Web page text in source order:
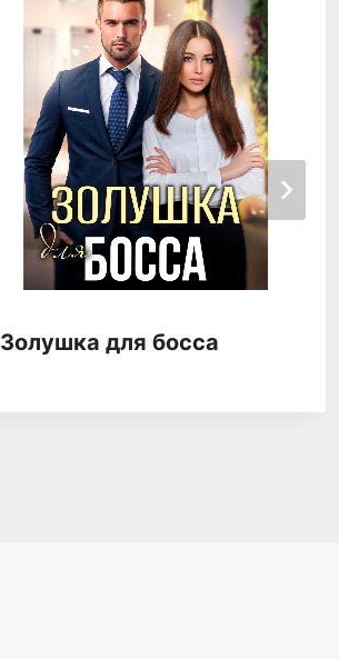
Золушка для босса